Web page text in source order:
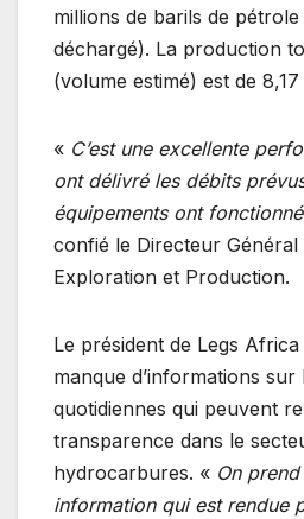
millions de barils de
déchargé). La production
(volume estimé) est de
« C’est une excellente
ont délivré les débits
équipements ont
confié le Directeur Général
Exploration et Production.
Le président de Legs
manque d’informations
quotidiennes qui peuvent
transparence dans le
hydrocarbures. « On
information qui est rendue